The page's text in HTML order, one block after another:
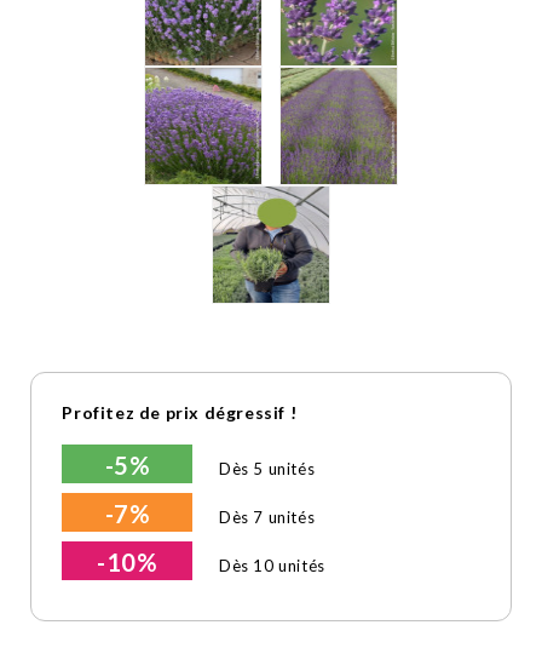
Profitez de prix dégressif !
-5% Dès 5 unités
-7% Dès 7 unités
-10% Dès 10 unités